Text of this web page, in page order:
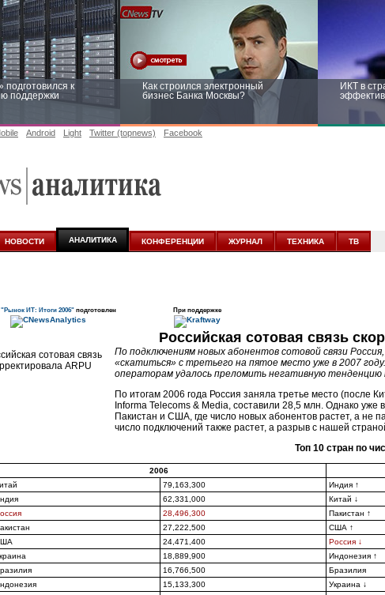
подготовился к
поддержки
Как строился электронный
бизнес Банка Москвы?
ИКТ в
новых
Android Light Twitter (topnews) Facebook
НОВОСТИ АНАЛИТИКА КОНФЕРЕНЦИИ ЖУРНАЛ ТЕХНИКА ТВ
"Рынок ИТ: Итоги 2006" подготовлен При поддержке
Российская сотовая связь
По подключениям новых абонентов сотовой связи
«скатиться» с третьего на пятое место уже в 2007
операторам удалось преломить негативную тенденцию
По итогам 2006 года Россия заняла третье место (после
Informa Telecoms & Media, составили 28,5 млн. Однако уже
Пакистан и США, где число новых абонентов растет, а не
число подключений также растет, а разрыв с нашей
Топ 10 стран по
2006
79,163,300 Индия ↑
62,331,000 Китай ↓
28,496,300 Пакистан ↑
27,222,500 США ↑
24,471,400 Россия ↓
18,889,900 Индонезия ↑
16,766,500 Бразилия
15,133,300 Украина ↓